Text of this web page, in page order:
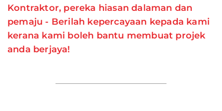
Kontraktor, pereka hiasan dalaman dan
pemaju - Berilah kepercayaan kepada kami
kerana kami boleh bantu membuat projek
anda berjaya!